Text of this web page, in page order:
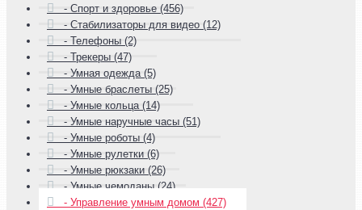
- Спорт и здоровье (456)
- Стабилизаторы для видео (12)
- Телефоны (2)
- Трекеры (47)
- Умная одежда (5)
- Умные браслеты (25)
- Умные кольца (14)
- Умные наручные часы (51)
- Умные роботы (4)
- Умные рулетки (6)
- Умные рюкзаки (26)
- Умные чемоданы (24)
- Управление умным домом (427)